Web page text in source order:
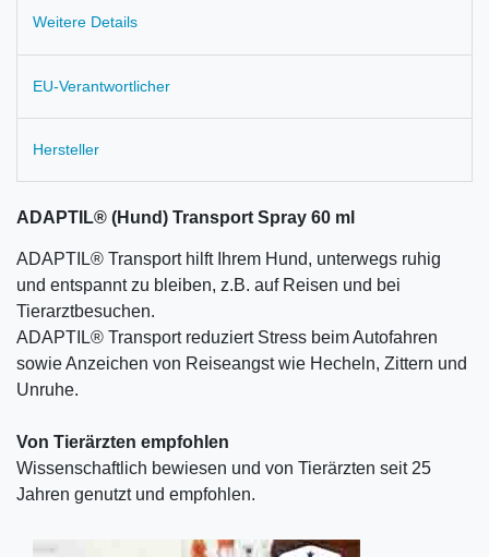
Weitere Details
EU-Verantwortlicher
Hersteller
ADAPTIL® (Hund) Transport Spray 60 ml
ADAPTIL® Transport hilft Ihrem Hund, unterwegs ruhig
und entspannt zu bleiben, z.B. auf Reisen und bei
Tierarztbesuchen.
ADAPTIL® Transport reduziert Stress beim Autofahren
sowie Anzeichen von Reiseangst wie Hecheln, Zittern und
Unruhe.
Von Tierärzten empfohlen
Wissenschaftlich bewiesen und von Tierärzten seit 25
Jahren genutzt und empfohlen.